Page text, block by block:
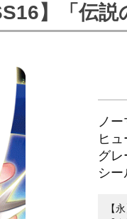
】「伝説
ノ
ヒ
グレ
シ
【